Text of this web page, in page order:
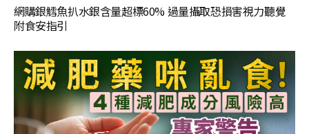
網購銀鱈魚扒水銀含量超標60% 過量攝取恐損害視力聽覺
附食安指引